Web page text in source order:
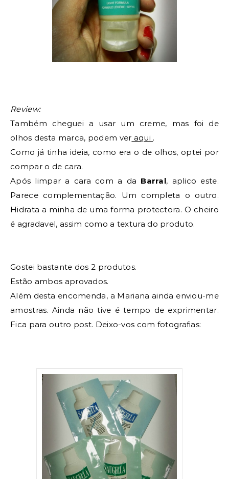
Review:
Também cheguei a usar um creme, mas foi de
olhos desta marca, podem ver aqui .
Como já tinha ideia, como era o de olhos, optei por
compar o de cara.
Após limpar a cara com a da Barral, aplico este.
Parece complementação. Um completa o outro.
Hidrata a minha de uma forma protectora. O cheiro
é agradavel, assim como a textura do produto.
Gostei bastante dos 2 produtos.
Estão ambos aprovados.
Além desta encomenda, a Mariana ainda enviou-me
amostras. Ainda não tive é tempo de exprimentar.
Fica para outro post. Deixo-vos com fotografias: